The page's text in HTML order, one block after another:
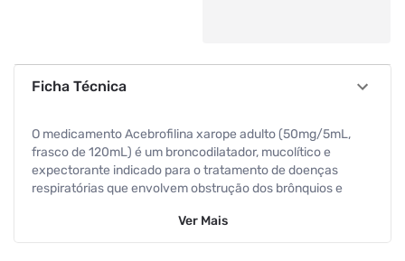
Ficha Técnica
O medicamento Acebrofilina xarope adulto (50mg/5mL,
frasco de 120mL) é um broncodilatador, mucolítico e
expectorante indicado para o tratamento de doenças
respiratórias que envolvem obstrução dos brônquios e
Ver Mais